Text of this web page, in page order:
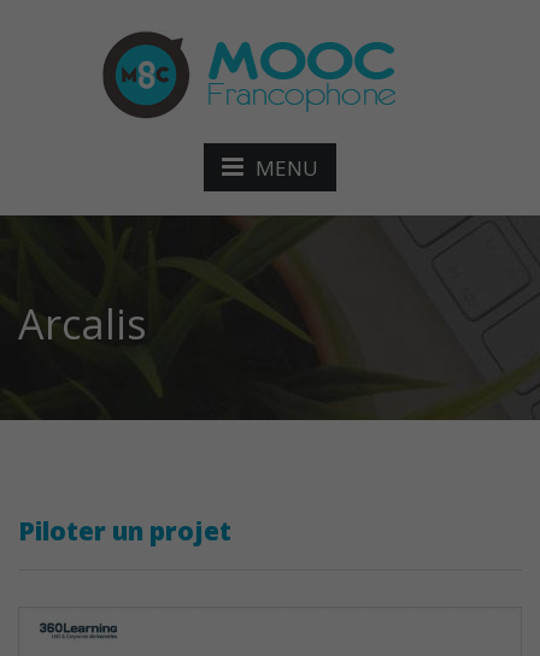
MENU
Arcalis
Piloter un projet